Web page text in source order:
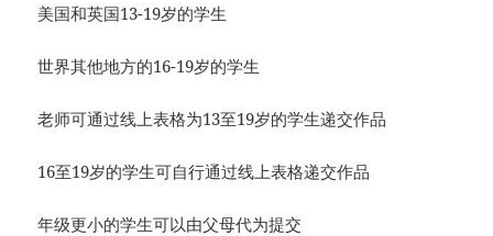
美国和英国13-19岁的学生
世界其他地方的16-19岁的学生
老师可通过线上表格为13至19岁的学生递交作品
16至19岁的学生可自行通过线上表格递交作品
年级更小的学生可以由父母代为提交